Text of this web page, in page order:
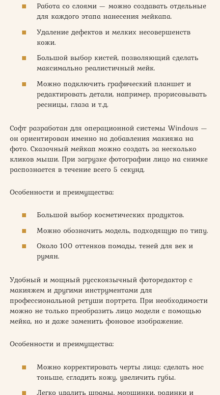
Работа со слоями — можно создавать отдельные
для каждого этапа нанесения мейкапа.
Удаление дефектов и мелких несовершенств
кожи.
Большой выбор кистей, позволяющий сделать
максимально реалистичный мейк.
Можно подключить графический планшет и
редактировать детали, например, прорисовывать
ресницы, глаза и т.д.
Софт разработан для операционной системы Windows —
он ориентирован именно на добавления макияжа на
фото. Сказочный мейкап можно создать за несколько
кликов мыши. При загрузке фотографии лицо на снимке
распознается в течение всего 5 секунд.
Особенности и преимущества:
Большой выбор косметических продуктов.
Можно обозначить модель, подходящую по типу.
Около 100 оттенков помады, теней для век и
румян.
Удобный и мощный русскоязычный фоторедактор с
макияжем и другими инструментами для
профессиональной ретуши портрета. При необходимости
можно не только преобразить лицо модели с помощью
мейка, но и даже заменить фоновое изображение.
Особенности и преимущества:
Можно корректировать черты лица: сделать нос
тоньше, сгладить кожу, увеличить губы.
Легко удалить шрамы, морщинки, родинки и